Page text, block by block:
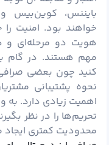
بایننس، کوین‌بیس
خواهند بود. امنیت را
هویت دو مرحله‌ای و
مهم هستند. در گام
کنید چون بعضی
نحوه پشتیبانی
اهمیت زیادی دارد. به
تحریم‌ها را در نظر
محدودیت کمتری ایجاد